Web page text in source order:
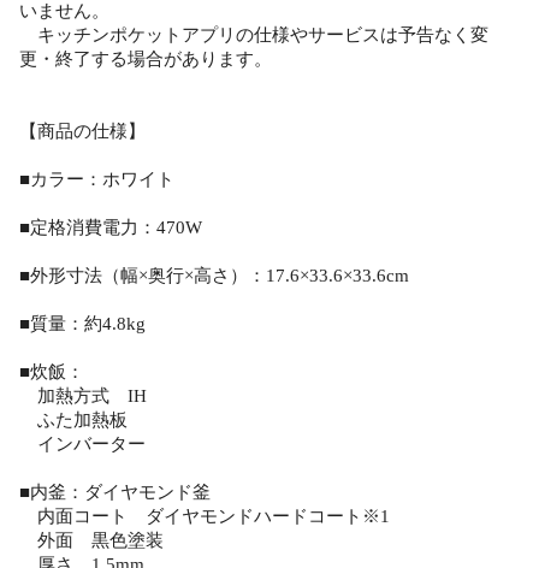
いません。
キッチンポケットアプリの仕様やサービスは予告なく変
更・終了する場合があります。
【商品の仕様】
■カラー：ホワイト
■定格消費電力：470W
■外形寸法（幅×奥行×高さ）：17.6×33.6×33.6cm
■質量：約4.8kg
■炊飯：
加熱方式 IH
ふた加熱板
インバーター
■内釜：ダイヤモンド釜
内面コート ダイヤモンドハードコート※1
外面 黒色塗装